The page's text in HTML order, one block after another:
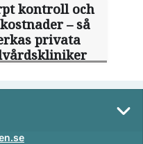
kontroll och
– så
privata